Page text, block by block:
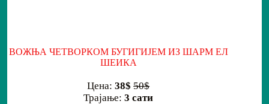
ВОЖЊА ЧЕТВОРКОМ БУГИГИЈЕМ ИЗ ШАРМ ЕЛ
ШЕИКА
Цена:38$ 50$
Трајање:3 сати